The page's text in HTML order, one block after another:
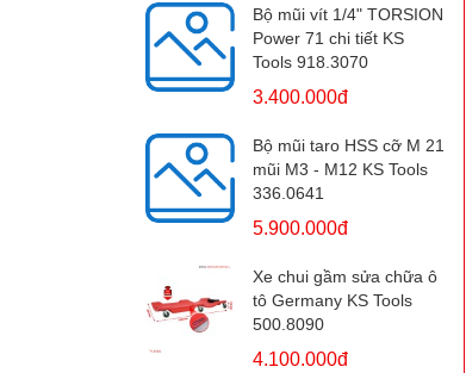
Bộ mũi vít 1/4" TORSION
Power 71 chi tiết KS
Tools 918.3070
3.400.000đ
Bộ mũi taro HSS cỡ M 21
mũi M3 - M12 KS Tools
336.0641
5.900.000đ
Xe chui gầm sửa chữa ô
tô Germany KS Tools
500.8090
4.100.000đ